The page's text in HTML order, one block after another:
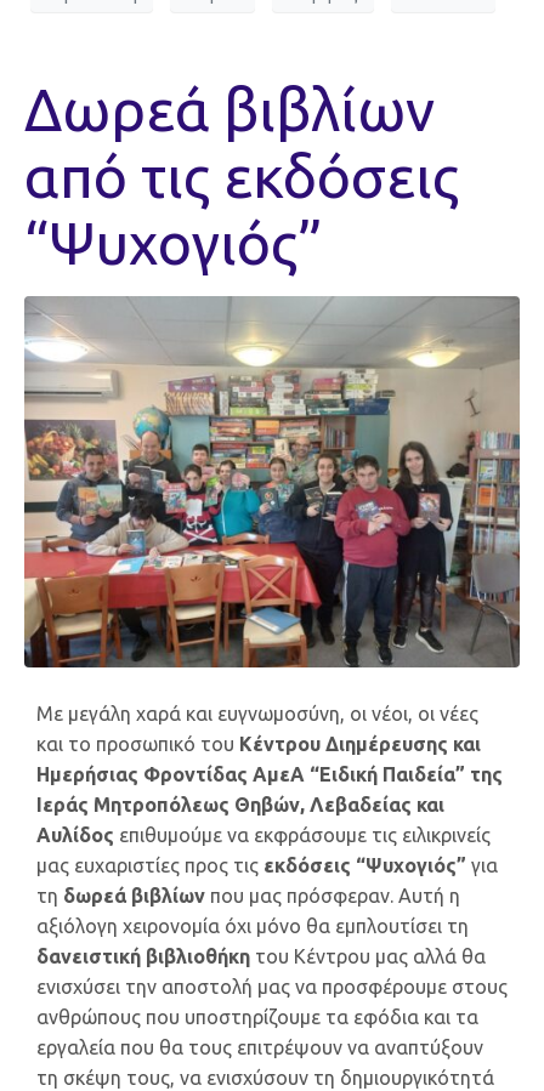
Δωρεά βιβλίων
από τις εκδόσεις
“Ψυχογιός”
Με μεγάλη χαρά και ευγνωμοσύνη, οι νέοι, οι νέες
και το προσωπικό του Κέντρου Διημέρευσης και
Ημερήσιας Φροντίδας ΑμεΑ “Ειδική Παιδεία” της
Ιεράς Μητροπόλεως Θηβών, Λεβαδείας και
Αυλίδος επιθυμούμε να εκφράσουμε τις ειλικρινείς
μας ευχαριστίες προς τις εκδόσεις “Ψυχογιός” για
τη δωρεά βιβλίων που μας πρόσφεραν. Αυτή η
αξιόλογη χειρονομία όχι μόνο θα εμπλουτίσει τη
δανειστική βιβλιοθήκη του Κέντρου μας αλλά θα
ενισχύσει την αποστολή μας να προσφέρουμε στους
ανθρώπους που υποστηρίζουμε τα εφόδια και τα
εργαλεία που θα τους επιτρέψουν να αναπτύξουν
τη σκέψη τους, να ενισχύσουν τη δημιουργικότητά